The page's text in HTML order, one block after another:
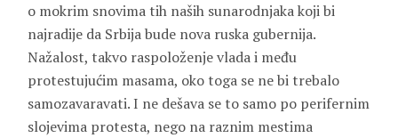
o mokrim snovima tih naših sunarodnjaka koji bi
najradije da Srbija bude nova ruska gubernija.
Nažalost, takvo raspoloženje vlada i među
protestujućim masama, oko toga se ne bi trebalo
samozavaravati. I ne dešava se to samo po perifernim
slojevima protesta, nego na raznim mestima